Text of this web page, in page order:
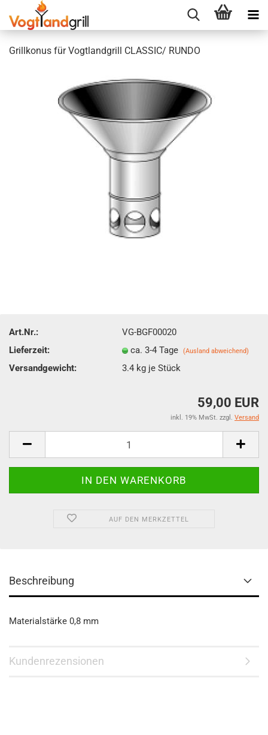
Grillkonus für Vogtlandgrill CLASSIC/ RUNDO
Art.Nr.:
VG-BGF00020
Lieferzeit:
ca. 3-4 Tage(Ausland abweichend)
Versandgewicht: 3.4 kg je Stück
59,00 EUR
inkl. 19% MwSt. zzgl. Versand
AUF DEN MERKZETTEL
Beschreibung
Materialstärke 0,8 mm
Kundenrezensionen